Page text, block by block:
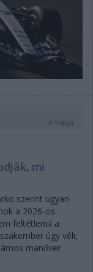
4 napja
mi
szerint ugyan
a 2026-os
feltétlenül a
úgy véli,
manőver